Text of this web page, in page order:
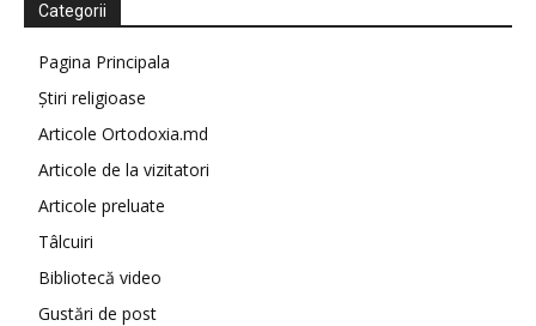
Categorii
Pagina Principala
Știri religioase
Articole Ortodoxia.md
Articole de la vizitatori
Articole preluate
Tâlcuiri
Bibliotecă video
Gustări de post